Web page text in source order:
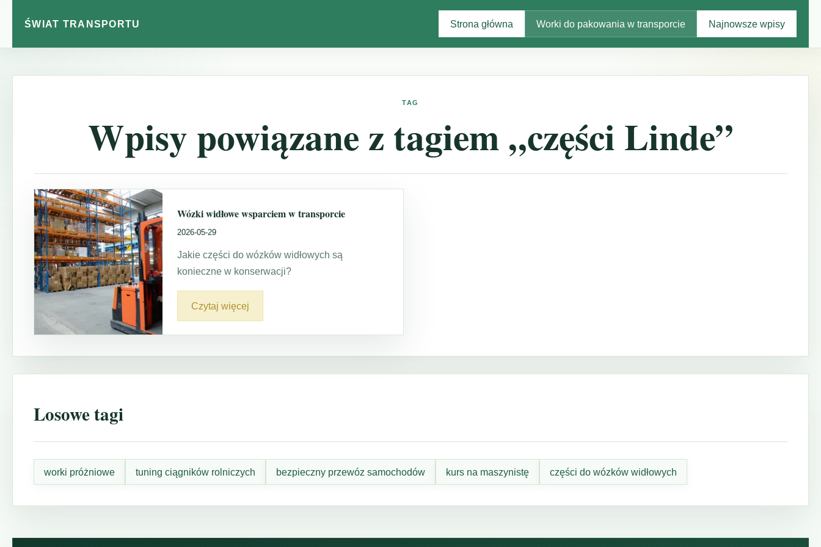
ŚWIAT TRANSPORTU Strona główna Worki do pakowania w transporcie Najnowsze wpisy
TAG
Wpisy powiązane z tagiem „części Linde”
Wózki widłowe wsparciem w transporcie
2026-05-29
Jakie części do wózków widłowych są
konieczne w konserwacji?
Czytaj więcej
Losowe tagi
worki próżniowe tuning ciągników rolniczych bezpieczny przewóz samochodów kurs na maszynistę części do wózków widłowych